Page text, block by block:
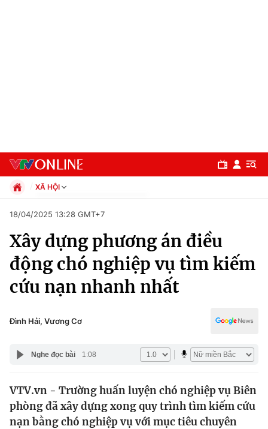
Chuyên mục
Chính trị
Thế giới
XÃ HỘI
Xã hội
Pháp luật
Kinh tế
Thể thao
Truyền hình
Văn hóa - Giải trí
Đời sống
Giáo dục
18/04/2025 13:28 GMT+7
Xây dựng phương án điều
động chó nghiệp vụ tìm kiếm
cứu nạn nhanh nhất
Đình Hải, Vương Cơ
Nghe đọc bài 1:08
VTV.vn - Trường huấn luyện chó nghiệp vụ Biên
phòng đã xây dựng xong quy trình tìm kiếm cứu
nạn bằng chó nghiệp vụ với mục tiêu chuyên